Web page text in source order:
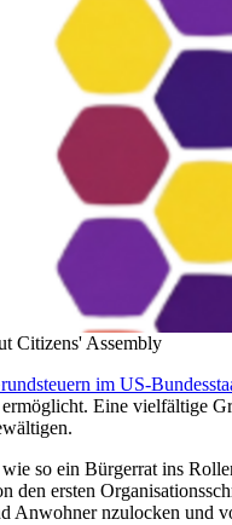
Citizens' Assembly
im US-
ermöglicht. Eine vielfältige
so ein Bürgerrat ins
den ersten
Anwohner nzulocken und